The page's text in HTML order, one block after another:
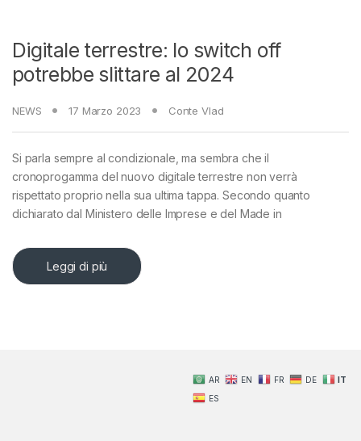
Digitale terrestre: lo switch off
potrebbe slittare al 2024
NEWS 17 Marzo 2023 Conte Vlad
Si parla sempre al condizionale, ma sembra che il
cronoprogamma del nuovo digitale terrestre non verrà
rispettato proprio nella sua ultima tappa. Secondo quanto
dichiarato dal Ministero delle Imprese e del Made in
Leggi di più
AR EN FR DE
IT
ES